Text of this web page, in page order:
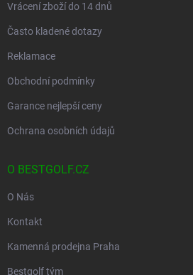
Vrácení zboží do 14 dnů
Často kladené dotazy
Reklamace
Obchodní podmínky
Garance nejlepší ceny
Ochrana osobních údajů
O BESTGOLF.CZ
O Nás
Kontakt
Kamenná prodejna Praha
Bestgolf tým